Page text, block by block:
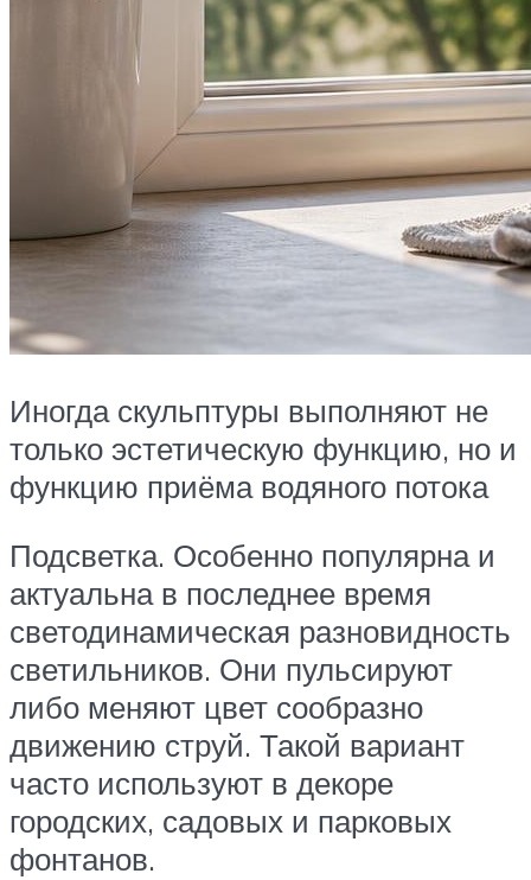
Иногда скульптуры выполняют не
только эстетическую функцию, но и
функцию приёма водяного потока
Подсветка. Особенно популярна и
актуальна в последнее время
светодинамическая разновидность
светильников. Они пульсируют
либо меняют цвет сообразно
движению струй. Такой вариант
часто используют в декоре
городских, садовых и парковых
фонтанов.